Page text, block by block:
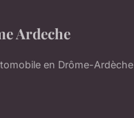
Ardeche
en Drôme-Ardèche